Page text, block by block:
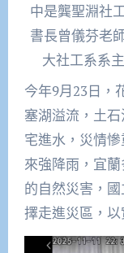
中是龔聖淵社
書長曾儀芬老
大社工系系
今年9月23日，
塞湖溢流，土
宅進水，災情
來強降雨，宜
的自然災害，
擇走進災區，